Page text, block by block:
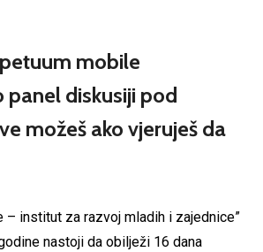
mobile
panel diskusiji pod
možeš ako vjeruješ da
– institut za razvoj mladih i zajednice”
nastoji da obilježi 16 dana